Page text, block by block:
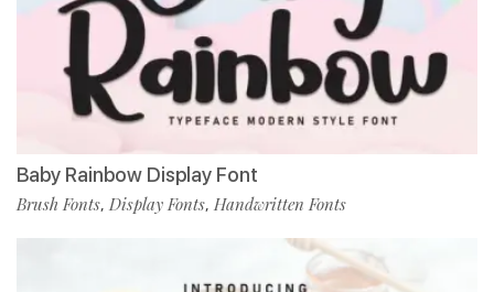
Baby Rainbow Display Font
Brush Fonts, Display Fonts, Handwritten Fonts